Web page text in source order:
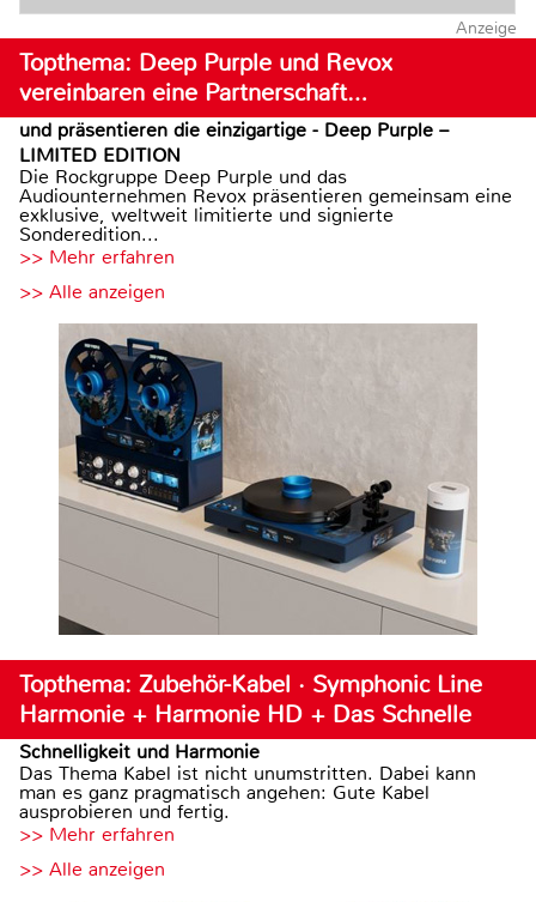
Anzeige
Topthema: Deep Purple und Revox
vereinbaren eine Partnerschaft…
und präsentieren die einzigartige - Deep Purple –
LIMITED EDITION
Die Rockgruppe Deep Purple und das
Audiounternehmen Revox präsentieren gemeinsam eine
exklusive, weltweit limitierte und signierte
Sonderedition...
>> Mehr erfahren
>> Alle anzeigen
Topthema: Zubehör-Kabel · Symphonic Line
Harmonie + Harmonie HD + Das Schnelle
Schnelligkeit und Harmonie
Das Thema Kabel ist nicht unumstritten. Dabei kann
man es ganz pragmatisch angehen: Gute Kabel
ausprobieren und fertig.
>> Mehr erfahren
>> Alle anzeigen